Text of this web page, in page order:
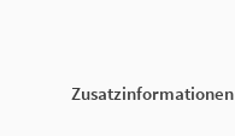
Zusatzinformationen